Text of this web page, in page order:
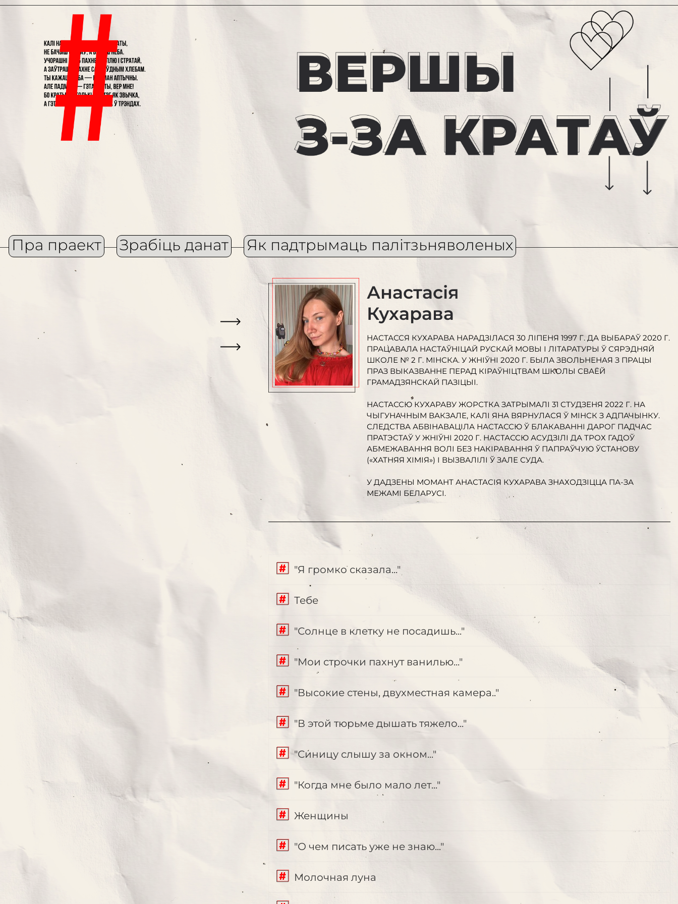
Пра праект Зрабіць данат Як падтрымаць палітзьняволеных
Анастасія
Кухарава
НАСТАССЯ КУХАРАВА НАРАДЗІЛАСЯ 30 ЛІПЕНЯ 1997 Г. ДА ВЫБАРАЎ 2020 Г.
ПРАЦАВАЛА НАСТАЎНІЦАЙ РУСКАЙ МОВЫ І ЛІТАРАТУРЫ Ў СЯРЭДНЯЙ
ШКОЛЕ № 2 Г. МІНСКА. У ЖНІЎНІ 2020 Г. БЫЛА ЗВОЛЬНЕНАЯ З ПРАЦЫ
ПРАЗ ВЫКАЗВАННЕ ПЕРАД КІРАЎНІЦТВАМ ШКОЛЫ СВАЁЙ
ГРАМАДЗЯНСКАЙ ПАЗІЦЫІ.
НАСТАССЮ КУХАРАВУ ЖОРСТКА ЗАТРЫМАЛІ 31 СТУДЗЕНЯ 2022 Г. НА
ЧЫГУНАЧНЫМ ВАКЗАЛЕ, КАЛІ ЯНА ВЯРНУЛАСЯ Ў МІНСК З АДПАЧЫНКУ.
СЛЕДСТВА АБВІНАВАЦІЛА НАСТАССЮ Ў БЛАКАВАННІ ДАРОГ ПАДЧАС
ПРАТЭСТАЎ У ЖНІЎНІ 2020 Г. НАСТАССЮ АСУДЗІЛІ ДА ТРОХ ГАДОЎ
АБМЕЖАВАННЯ ВОЛІ БЕЗ НАКІРАВАННЯ Ў ПАПРАЎЧУЮ ЎСТАНОВУ
(«ХАТНЯЯ ХІМІЯ») І ВЫЗВАЛІЛІ Ў ЗАЛЕ СУДА.
У ДАДЗЕНЫ МОМАНТ АНАСТАСІЯ КУХАРАВА ЗНАХОДЗІЦЦА ПА-ЗА
МЕЖАМІ БЕЛАРУСІ.
"Я громко сказала..."
Тебе
"Солнце в клетку не посадишь..."
"Мои строчки пахнут ванилью..."
"Высокие стены, двухместная камера.."
"В этой тюрьме дышать тяжело..."
"Синицу слышу за окном..."
"Когда мне было мало лет..."
Женщины
"О чем писать уже не знаю..."
Молочная луна